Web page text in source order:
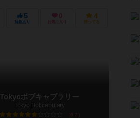
5
経験あり
0
お気に入り
4
持ってる
Tokyoボブキャブラリー
Tokyo Bobcabulary
6.2